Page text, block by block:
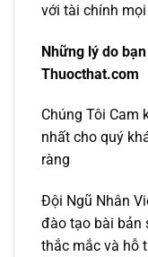
với tài chính
Những lý do
Thuocthat.com
Chúng Tôi Cam
nhất cho quý
ràng
Đội Ngũ Nhân
đào tạo bài bản
thắc mắc và hỗ